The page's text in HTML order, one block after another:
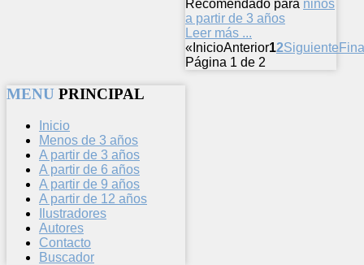
Recomendado para niños
a partir de 3 años
Leer más ...
« InicioAnterior12Siguiente
Página 1 de 2
MENU PRINCIPAL
Inicio
Menos de 3 años
A partir de 3 años
A partir de 6 años
A partir de 9 años
A partir de 12 años
Ilustradores
Autores
Contacto
Buscador